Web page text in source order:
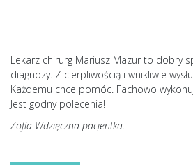
Lekarz chirurg Mariusz Mazur to dobry
diagnozy. Z cierpliwością i wnikliwie
Każdemu chce pomóc. Fachowo
Jest godny polecenia!
Zofia Wdzięczna pacjentka.